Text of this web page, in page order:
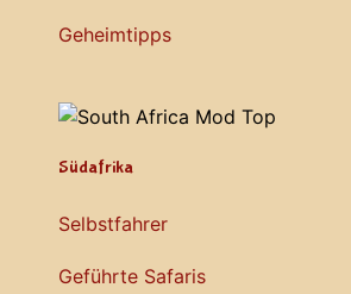
Geheimtipps
Südafrika
Selbstfahrer
Geführte Safaris